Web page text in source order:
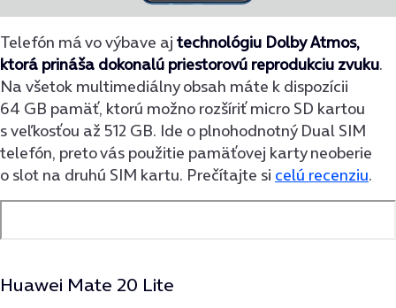
Telefón má vo výbave aj technológiu Dolby Atmos,
ktorá prináša dokonalú priestorovú reprodukciu zvuku.
Na všetok multimediálny obsah máte k dispozícii
64 GB pamäť, ktorú možno rozšíriť micro SD kartou
s veľkosťou až 512 GB. Ide o plnohodnotný Dual SIM
telefón, preto vás použitie pamäťovej karty neoberie
o slot na druhú SIM kartu. Prečítajte si celú recenziu.
Huawei Mate 20 Lite